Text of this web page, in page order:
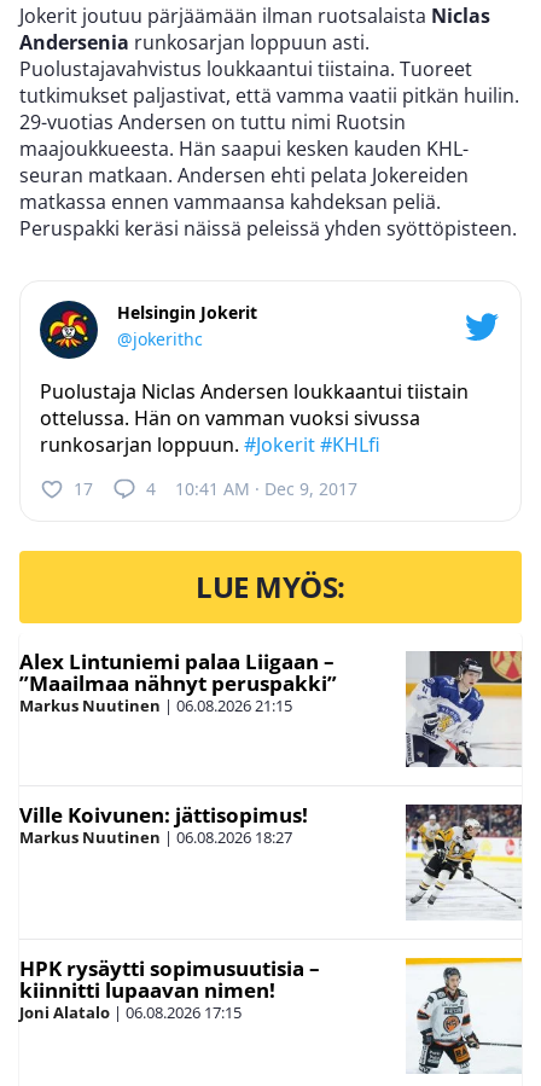
Jokerit joutuu pärjäämään ilman ruotsalaista Niclas
Andersenia runkosarjan loppuun asti.
Puolustajavahvistus loukkaantui tiistaina. Tuoreet
tutkimukset paljastivat, että vamma vaatii pitkän huilin.
29-vuotias Andersen on tuttu nimi Ruotsin
maajoukkueesta. Hän saapui kesken kauden KHL-
seuran matkaan. Andersen ehti pelata Jokereiden
matkassa ennen vammaansa kahdeksan peliä.
Peruspakki keräsi näissä peleissä yhden syöttöpisteen.
Helsingin Jokerit
@jokerithc
Puolustaja Niclas Andersen loukkaantui tiistain
ottelussa. Hän on vamman vuoksi sivussa
runkosarjan loppuun. #Jokerit#KHLfi
17 4 10:41 AM · Dec 9, 2017
LUE MYÖS:
Alex Lintuniemi palaa Liigaan –
”Maailmaa nähnyt peruspakki”
Markus Nuutinen | 06.08.2026 21:15
Ville Koivunen: jättisopimus!
Markus Nuutinen | 06.08.2026 18:27
HPK rysäytti sopimusuutisia –
kiinnitti lupaavan nimen!
Joni Alatalo | 06.08.2026 17:15